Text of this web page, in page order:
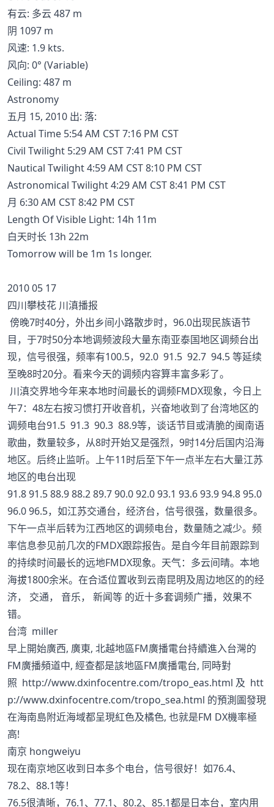
有云: 多云 487 m
阴 1097 m
风速: 1.9 kts.
风向: 0° (Variable)
Ceiling: 487 m
Astronomy
五月 15, 2010 出: 落:
Actual Time 5:54 AM CST 7:16 PM CST
Civil Twilight 5:29 AM CST 7:41 PM CST
Nautical Twilight 4:59 AM CST 8:10 PM CST
Astronomical Twilight 4:29 AM CST 8:41 PM CST
月 6:30 AM CST 8:42 PM CST
Length Of Visible Light: 14h 11m
白天时长 13h 22m
Tomorrow will be 1m 1s longer.
2010 05 17
四川攀枝花 川滇播报
傍晚7时40分，外出乡间小路散步时，96.0出现民族语节
目，于7时50分本地调频波段大量东南亚泰国地区调频台出
现，信号很强，频率有100.5，92.0 91.5 92.7 94.5 等延续
至晚8时20分。看来今天的调频内容算丰富多彩了。
川滇交界地今年来本地时间最长的调频FMDX现象，今日上
午7：48左右按习惯打开收音机，兴奋地收到了台湾地区的
调频电台91.5 91.3 90.3 88.9等，谈话节目或清脆的闽南语
歌曲，数量较多，从8时开始又是强烈，9时14分后国内沿海
地区。后终止监听。上午11时后至下午一点半左右大量江苏
地区的电台出现
91.8 91.5 88.9 88.2 89.7 90.0 92.0 93.1 93.6 93.9 94.8 95.0
96.0 96.5，如江苏交通台，经济台，信号很强，数量很多。
下午一点半后转为江西地区的调频电台，数量随之减少。频
率信息参见前几次的FMDX跟踪报告。是自今年目前跟踪到
的持续时间最长的远地FMDX现象。天气：多云间晴。本地
海拔1800余米。在合适位置收到云南昆明及周边地区的的经
济， 交通， 音乐， 新闻等 的近十多套调频广播，效果不
错。
台湾 miller
早上開始廣西, 廣東, 北越地區FM廣播電台持續進入台灣的
FM廣播頻道中, 經查都是該地區FM廣播電台, 同時對
照 http://www.dxinfocentre.com/tropo_eas.html 及 htt
p://www.dxinfocentre.com/tropo_sea.html 的預測圖發現
在海南島附近海域都呈現紅色及橘色, 也就是FM DX機率極
高!
南京 hongweiyu
现在南京地区收到日本多个电台，信号很好！如76.4、
78.2、88.1等！
76.5很清晰，76.1、77.1、80.2、85.1都是日本台，室内用